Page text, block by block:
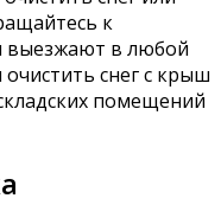
к
выезжают в любой
снег с крыш
помещений